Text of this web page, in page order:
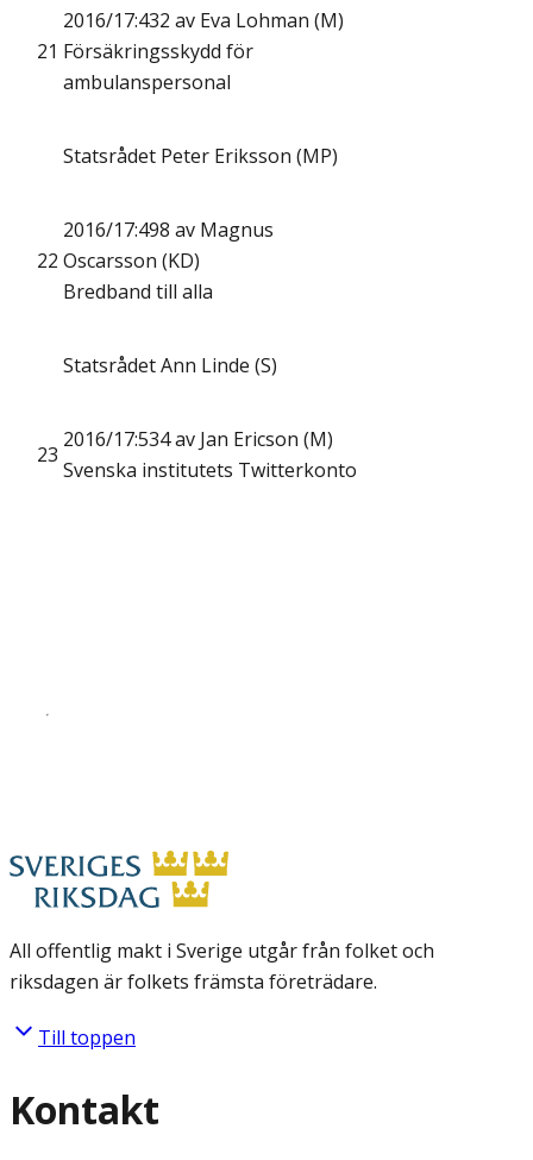
21
2016/17:432 av Eva Lohman (M)
Försäkringsskydd för
ambulanspersonal
Statsrådet Peter Eriksson (MP)
22
2016/17:498 av Magnus
Oscarsson (KD)
Bredband till alla
Statsrådet Ann Linde (S)
23
2016/17:534 av Jan Ericson (M)
Svenska institutets Twitterkonto
All offentlig makt i Sverige utgår från folket och
riksdagen är folkets främsta företrädare.
Till toppen
Kontakt